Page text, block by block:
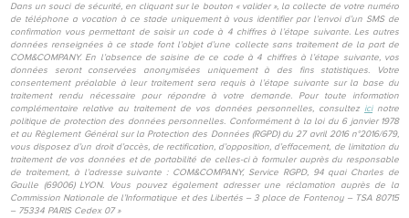
Dans un souci de sécurité, en cliquant sur le bouton « valider », la collecte de votre numéro
de téléphone a vocation à ce stade uniquement à vous identifier par l’envoi d’un SMS de
confirmation vous permettant de saisir un code à 4 chiffres à l’étape suivante. Les autres
données renseignées à ce stade font l’objet d’une collecte sans traitement de la part de
COM&COMPANY. En l’absence de saisine de ce code à 4 chiffres à l’étape suivante, vos
données seront conservées anonymisées uniquement à des fins statistiques. Votre
consentement préalable à leur traitement sera requis à l’étape suivante sur la base du
traitement rendu nécessaire pour répondre à votre demande. Pour toute information
complémentaire relative au traitement de vos données personnelles, consultez icinotre
politique de protection des données personnelles. Conformément à la loi du 6 janvier 1978
et au Règlement Général sur la Protection des Données (RGPD) du 27 avril 2016 n°2016/679,
vous disposez d’un droit d’accès, de rectification, d’opposition, d’effacement, de limitation du
traitement de vos données et de portabilité de celles-ci à formuler auprès du responsable
de traitement, à l’adresse suivante : COM&COMPANY, Service RGPD, 94 quai Charles de
Gaulle (69006) LYON. Vous pouvez également adresser une réclamation auprès de la
Commission Nationale de l’Informatique et des Libertés – 3 place de Fontenoy – TSA 80715
– 75334 PARIS Cedex 07 »